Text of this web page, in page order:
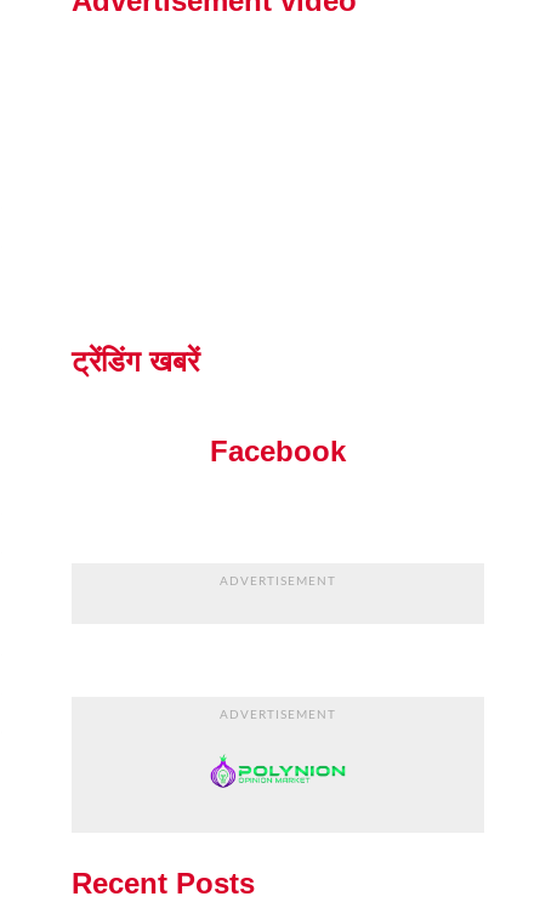
ट्रेंडिंग खबरें
Facebook
ADVERTISEMENT
ADVERTISEMENT
Recent Posts